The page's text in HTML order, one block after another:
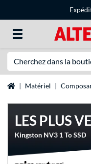
Page d'accueil
Matériel
LES PLUS
Kingston NV3 1 To SSD